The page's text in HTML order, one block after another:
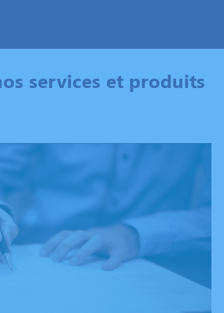
services et produits